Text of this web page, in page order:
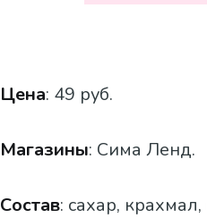
Цена: 49 руб.
Магазины: Сима Ленд.
Состав: сахар,